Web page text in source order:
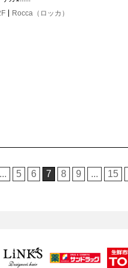
Rocca（ロッカ）
5 6 7 8 9 ... 15